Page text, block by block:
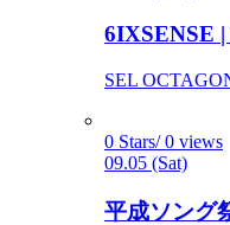
6IXSENSE
SEL
0 Stars/ 0 views
09.05 (Sat)
平成ソング